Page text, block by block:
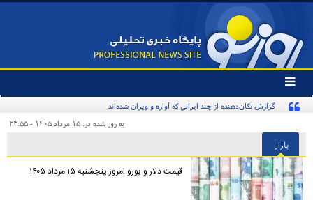
تغییر
وضعیت
منوی
ها
گزارش تکان‌دهنده از چند ایرانی که آواره و ویران شده‌اند
به روز شده در: ۱۵ مرداد ۱۴۰۵ - ۲۳:۵۵
بازار
قیمت دلار و یورو امروز پنجشنبه ۱۵ مرداد ۱۴۰۵